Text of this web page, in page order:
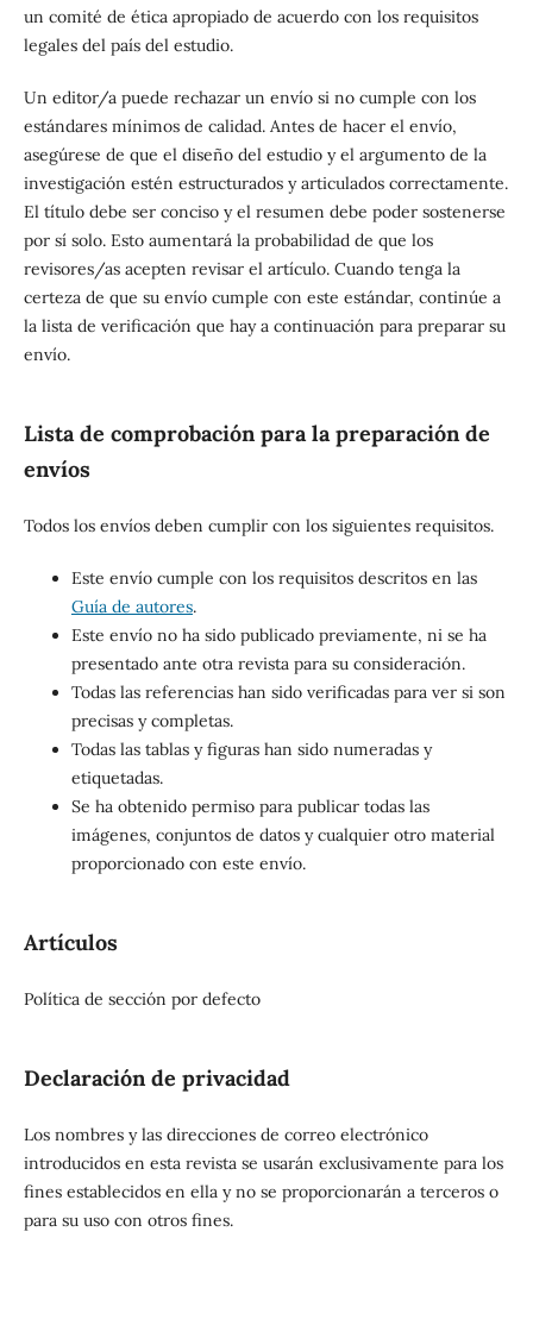
un comité de ética apropiado de acuerdo con los requisitos
legales del país del estudio.
Un editor/a puede rechazar un envío si no cumple con los
estándares mínimos de calidad. Antes de hacer el envío,
asegúrese de que el diseño del estudio y el argumento de la
investigación estén estructurados y articulados correctamente.
El título debe ser conciso y el resumen debe poder sostenerse
por sí solo. Esto aumentará la probabilidad de que los
revisores/as acepten revisar el artículo. Cuando tenga la
certeza de que su envío cumple con este estándar, continúe a
la lista de verificación que hay a continuación para preparar su
envío.
Lista de comprobación para la preparación de
envíos
Todos los envíos deben cumplir con los siguientes requisitos.
Este envío cumple con los requisitos descritos en las
Guía de autores.
Este envío no ha sido publicado previamente, ni se ha
presentado ante otra revista para su consideración.
Todas las referencias han sido verificadas para ver si son
precisas y completas.
Todas las tablas y figuras han sido numeradas y
etiquetadas.
Se ha obtenido permiso para publicar todas las
imágenes, conjuntos de datos y cualquier otro material
proporcionado con este envío.
Artículos
Política de sección por defecto
Declaración de privacidad
Los nombres y las direcciones de correo electrónico
introducidos en esta revista se usarán exclusivamente para los
fines establecidos en ella y no se proporcionarán a terceros o
para su uso con otros fines.